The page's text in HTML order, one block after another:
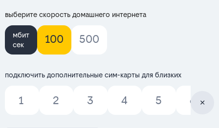
выберите скорость домашнего интернета
мбит
сек
100 500
подключить дополнительные сим-карты для близких
1 2 3 4 5 6